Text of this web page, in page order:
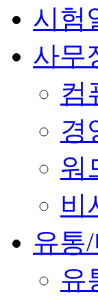
시험
사무
컴
경
워
비
유통
유